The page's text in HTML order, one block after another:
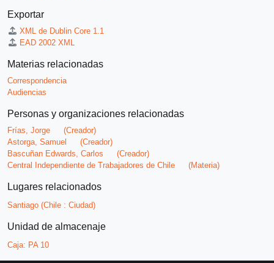
Exportar
XML de Dublin Core 1.1
EAD 2002 XML
Materias relacionadas
Correspondencia
Audiencias
Personas y organizaciones relacionadas
Frías, Jorge
(Creador)
Astorga, Samuel
(Creador)
Bascuñan Edwards, Carlos
(Creador)
Central Independiente de Trabajadores de Chile
(Materia)
Lugares relacionados
Santiago (Chile : Ciudad)
Unidad de almacenaje
Caja: PA 10